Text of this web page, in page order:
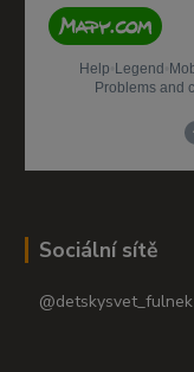
Sociální sítě
@detskysvet_fulnek